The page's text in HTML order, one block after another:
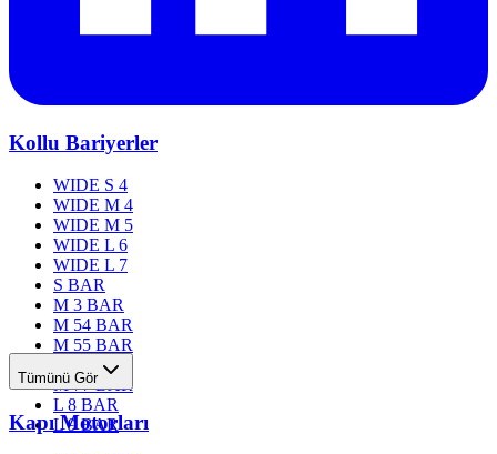
Kollu Bariyerler
WIDE S 4
WIDE M 4
WIDE M 5
WIDE L 6
WIDE L 7
S BAR
M 3 BAR
M 54 BAR
M 55 BAR
M 76 BAR
M 77 BAR
L 8 BAR
L 9 BAR
Tümünü Gör
Kapı Motorları